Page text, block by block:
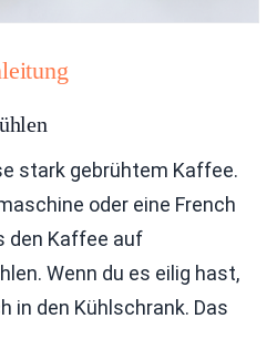
stark gebrühtem Kaffee.
oder eine French
den Kaffee auf
Wenn du es eilig hast,
in den Kühlschrank. Das